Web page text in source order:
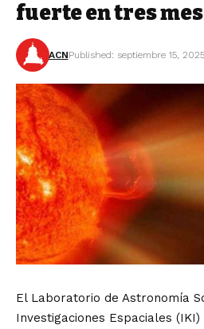
fuerte en tres
ACNPublished: septiembre 15, 2025
El Laboratorio de Astronomía
Investigaciones Espaciales